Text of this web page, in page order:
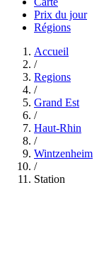
Prix du jour
Régions
Accueil
/
Regions
/
Grand Est
/
Haut-Rhin
/
Wintzenheim
/
Station